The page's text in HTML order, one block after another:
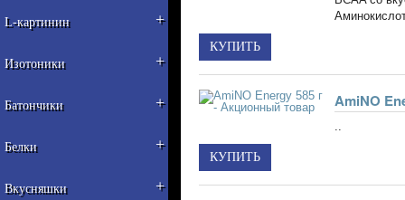
L-картинин +
Изотоники +
Батончики +
Белки +
Вкусняшки +
AmiNO
..